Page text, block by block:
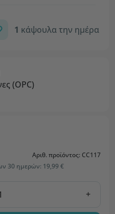
1 κάψουλα την ημέρα
(OPC)
Αριθ. προϊόντος: CC117
30 ημερών: 19,99 €
+